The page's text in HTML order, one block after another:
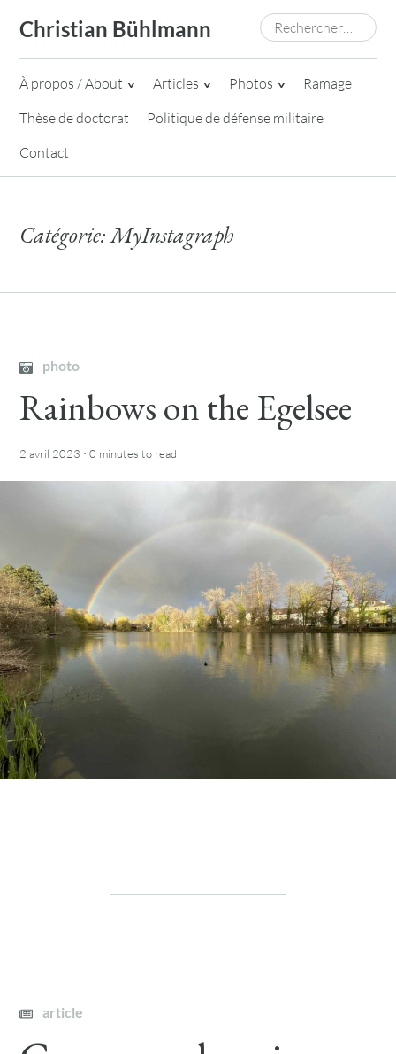
content
Christian Bühlmann Rechercher :
À propos / About Articles Photos
Ramage
Thèse de doctorat
Politique de défense militaire
Contact
Catégorie:MyInstagraph
photo
Rainbows on the Egelsee
2 avril 2023 ·0 minutes to read
article